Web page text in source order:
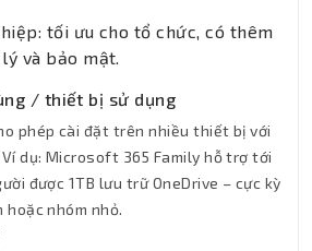
tối ưu cho tổ chức, có thêm
và bảo mật.
/ thiết bị sử dụng
phép cài đặt trên nhiều thiết bị với
dụ: Microsoft 365 Family hỗ trợ tới
được 1TB lưu trữ OneDrive – cực kỳ
hoặc nhóm nhỏ.